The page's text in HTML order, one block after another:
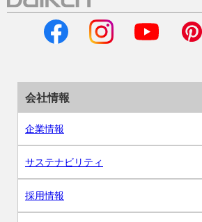
会社情報
企業情報
サステナビリティ
採用情報